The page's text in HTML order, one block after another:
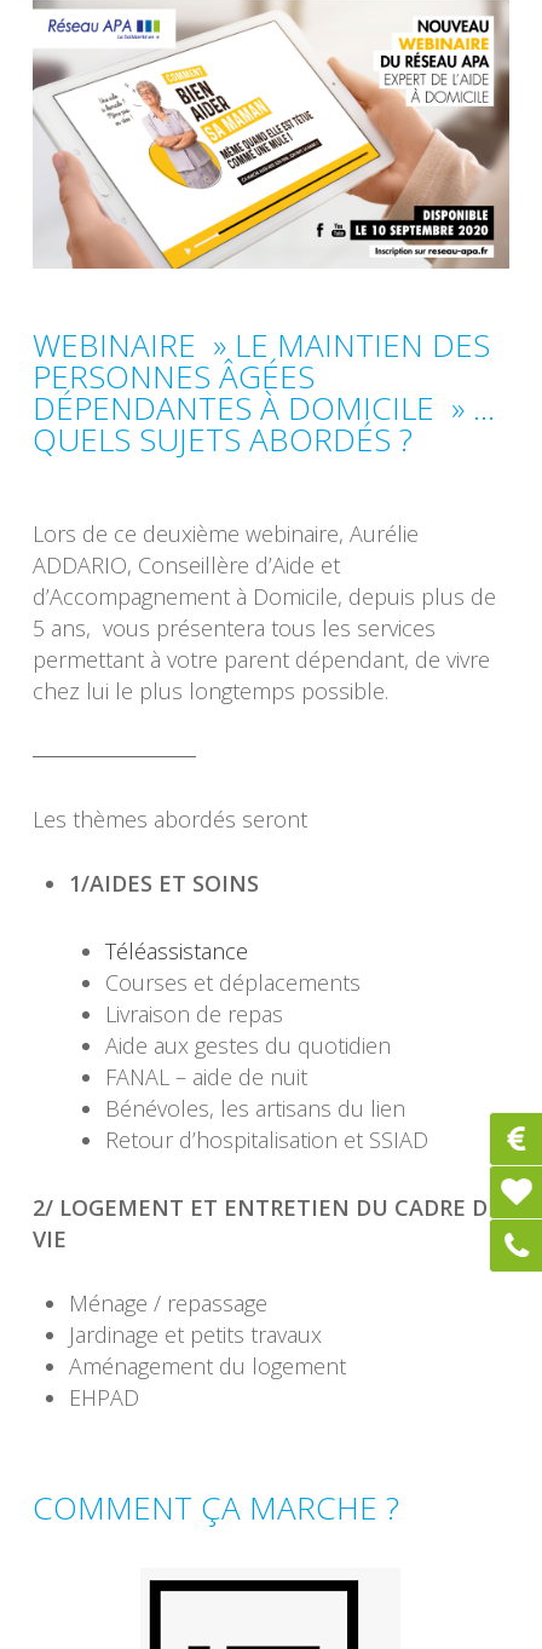
WEBINAIRE » LE MAINTIEN DES
PERSONNES ÂGÉES
DÉPENDANTES À DOMICILE » …
QUELS SUJETS ABORDÉS ?
Lors de ce deuxième webinaire, Aurélie
ADDARIO, Conseillère d’Aide et
d’Accompagnement à Domicile, depuis plus de
5 ans, vous présentera tous les services
permettant à votre parent dépendant, de vivre
chez lui le plus longtemps possible.
Les thèmes abordés seront
1/AIDES ET SOINS
Téléassistance
Courses et déplacements
Livraison de repas
Aide aux gestes du quotidien
FANAL – aide de nuit
Bénévoles, les artisans du lien
Retour d’hospitalisation et SSIAD
2/ LOGEMENT ET ENTRETIEN DU CADRE DE
VIE
Ménage / repassage
Jardinage et petits travaux
Aménagement du logement
EHPAD
COMMENT ÇA MARCHE ?